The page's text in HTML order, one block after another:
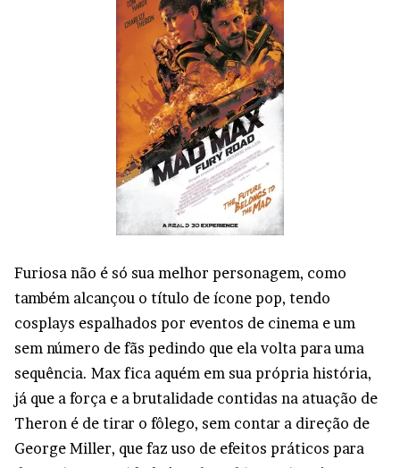
Furiosa não é só sua melhor personagem, como
também alcançou o título de ícone pop, tendo
cosplays espalhados por eventos de cinema e um
sem número de fãs pedindo que ela volta para uma
sequência. Max fica aquém em sua própria história,
já que a força e a brutalidade contidas na atuação de
Theron é de tirar o fôlego, sem contar a direção de
George Miller, que faz uso de efeitos práticos para